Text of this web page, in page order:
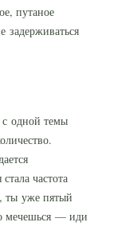
путаное
с одной темы
частота
ты уже пятый
мечешься — иди